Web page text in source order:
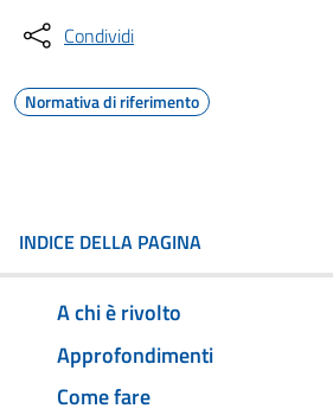
Condividi
Normativa di riferimento
INDICE DELLA PAGINA
A chi è rivolto
Approfondimenti
Come fare